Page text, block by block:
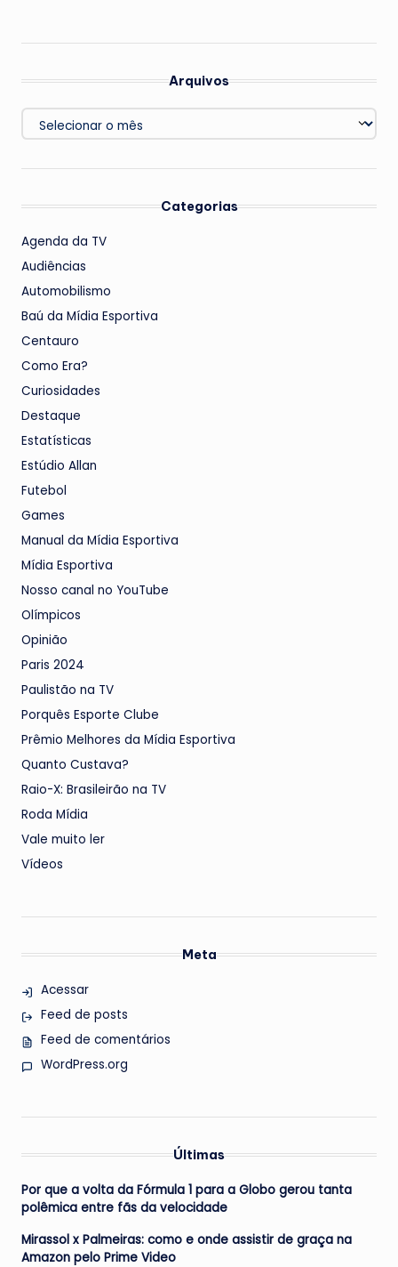
Arquivos
Arquivos
Categorias
Agenda da TV
Audiências
Automobilismo
Baú da Mídia Esportiva
Centauro
Como Era?
Curiosidades
Destaque
Estatísticas
Estúdio Allan
Futebol
Games
Manual da Mídia Esportiva
Mídia Esportiva
Nosso canal no YouTube
Olímpicos
Opinião
Paris 2024
Paulistão na TV
Porquês Esporte Clube
Prêmio Melhores da Mídia Esportiva
Quanto Custava?
Raio-X: Brasileirão na TV
Roda Mídia
Vale muito ler
Vídeos
Meta
Acessar
Feed de posts
Feed de comentários
WordPress.org
Últimas
Por que a volta da Fórmula 1 para a Globo gerou tanta
polêmica entre fãs da velocidade
Mirassol x Palmeiras: como e onde assistir de graça na
Amazon pelo Prime Video